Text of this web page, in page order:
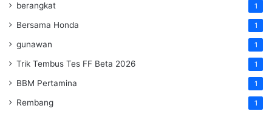
berangkat 1
Bersama Honda 1
gunawan 1
Trik Tembus Tes FF Beta 2026 1
BBM Pertamina 1
Rembang 1